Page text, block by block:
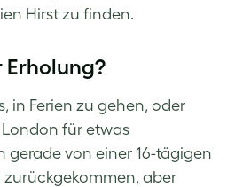
Hirst zu finden.
Erholung?
in Ferien zu gehen, oder
für etwas
gerade von einer 16-tägigen
zurückgekommen, aber